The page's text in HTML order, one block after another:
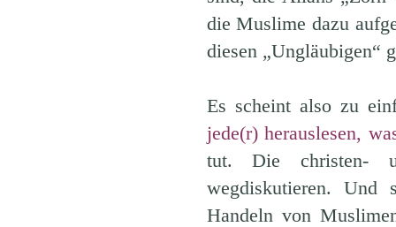
die Muslime dazu
diesen „Ungläubigen“
Es scheint also zu
jede(r) herauslesen,
tut. Die christen-
wegdiskutieren. Und
Handeln von